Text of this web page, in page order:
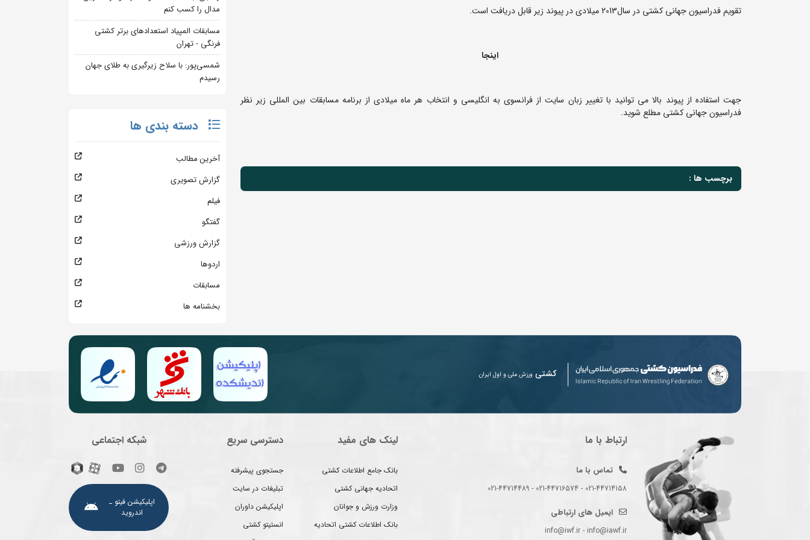
تقویم فدراسیون جهانی کشتی در سال2013 میلادی در پیوند زیر قابل دریافت است.
اینجا
جهت استفاده از پیوند بالا می توانید با تغییر زبان سایت از فرانسوی به انگلیسی و انتخاب هر ماه میلادی از برنامه مسابقات بین المللی زیر نظر
فدراسیون جهانی کشتی مطلع شوید.
برچسب ها :
مدال را کسب کنم
مسابقات المپیاد استعدادهای برتر کشتی
فرنگی - تهران
شمسی‌پور: با سلاح زیرگیری به طلای جهان
رسیدم
دسته بندی ها
آخرین مطالب
گزارش تصویری
فیلم
گفتگو
گزارش ورزشی
اردوها
مسابقات
بخشنامه ها
کشتی ورزش ملی و اول ایران
ارتباط با ما
تماس با ما
021-44714158 - 021-44716574 - 021-44714489
ایمیل های ارتباطی
info@iwf.ir - info@iawf.ir
لینک های مفید
بانک جامع اطلاعات کشتی
اتحادیه جهانی کشتی
وزارت ورزش و جوانان
بانک اطلاعات کشتی اتحادیه
دسترسی سریع
جستجوی پیشرفته
تبلیغات در سایت
اپلیکیشن داوران
انستیتو کشتی
شبکه اجتماعی
اپلیکیشن فیتو ـ
اندروید